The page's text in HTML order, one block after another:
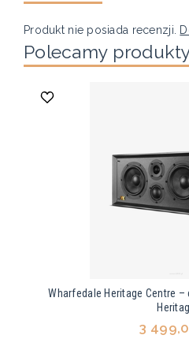
Produkt nie posiada recenzji.
Polecamy
Wharfedale Heritage Centre
3